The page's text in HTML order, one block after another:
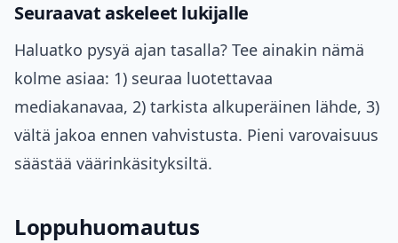
Seuraavat askeleet lukijalle
Haluatko pysyä ajan tasalla? Tee ainakin nämä
kolme asiaa: 1) seuraa luotettavaa
mediakanavaa, 2) tarkista alkuperäinen lähde, 3)
vältä jakoa ennen vahvistusta. Pieni varovaisuus
säästää väärinkäsityksiltä.
Loppuhuomautus